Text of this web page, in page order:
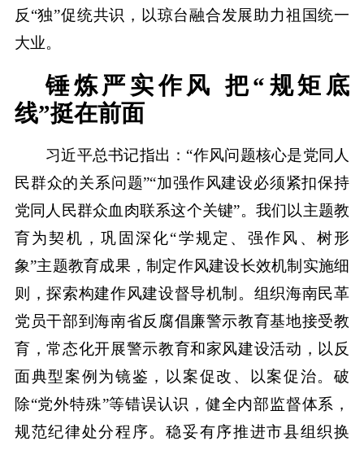
反“独”促统共识，以琼台融合发展助力祖国统一
大业。
锤炼严实作风 把“规矩底
线”挺在前面
习近平总书记指出：“作风问题核心是党同人
民群众的关系问题”“加强作风建设必须紧扣保持
党同人民群众血肉联系这个关键”。我们以主题教
育为契机，巩固深化“学规定、强作风、树形
象”主题教育成果，制定作风建设长效机制实施细
则，探索构建作风建设督导机制。组织海南民革
党员干部到海南省反腐倡廉警示教育基地接受教
育，常态化开展警示教育和家风建设活动，以反
面典型案例为镜鉴，以案促改、以案促治。破
除“党外特殊”等错误认识，健全内部监督体系，
规范纪律处分程序。稳妥有序推进市县组织换